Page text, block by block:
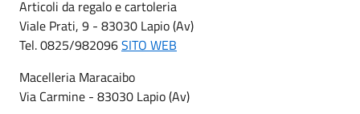
Articoli da regalo e cartoleria
Viale Prati, 9 - 83030 Lapio (Av)
Tel. 0825/982096SITO WEB
Macelleria Maracaibo
Via Carmine - 83030 Lapio (Av)